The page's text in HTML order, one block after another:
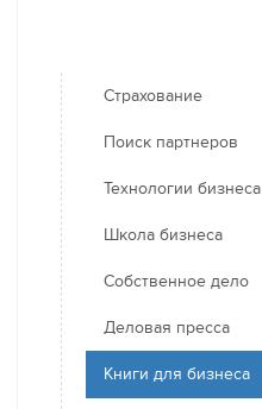
Страхование
Поиск партнеров
Технологии бизнеса
Школа бизнеса
Собственное дело
Деловая пресса
Книги для бизнеса